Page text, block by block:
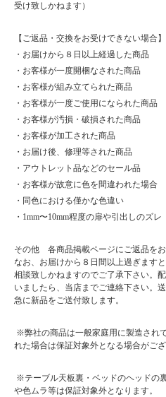
受け致しかねます）
【ご返品・交換をお受けできない場合】
・お届けから８日以上経過した商品
・お客様が一度開梱なされた商品
・お客様が組み立てられた商品
・お客様が一度ご使用になられた商品
・お客様が汚損・破損された商品
・お客様が加工された商品
・お届け後、修理等された商品
・アウトレット品などのセール品
・お客様が故意に色を間違われた場合
・同色における僅かな色違い
・1mm〜10mm程度の扉や引出しのズレ
その他 各商品掲載ページにご返品を
なお、お届けから８日間以上過ぎます
相談致しかねますのでご了承下さい。
いましたら、当店までご連絡下さい。
急に新品をご送付致します。
※弊社の商品は一般家庭用に製造され
れた場合は保証対象外となる場合がござ
※テーブル天板裏・ベッドのヘッドの
や色ムラ等は保証対象外となります。